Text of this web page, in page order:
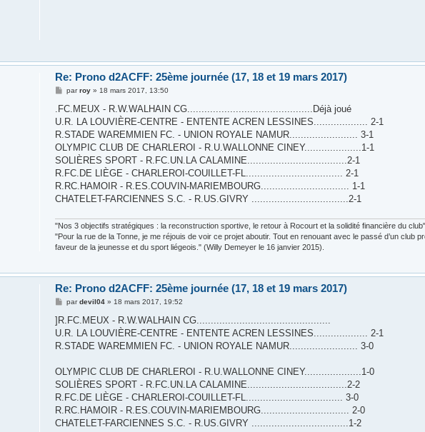
Re: Prono d2ACFF: 25ème journée (17, 18 et 19 mars 2017)
M
s
a
g
parroy »18 mars 2017, 13:50
.FC.MEUX - R.W.WALHAIN CG............................................Déjà joué
U.R. LA LOUVIÈRE-CENTRE - ENTENTE ACREN LESSINES................... 2-1
R.STADE WAREMMIEN FC. - UNION ROYALE NAMUR........................ 3-1
OLYMPIC CLUB DE CHARLEROI - R.U.WALLONNE CINEY....................1-1
SOLIÈRES SPORT - R.FC.UN.LA CALAMINE...................................2-1
R.FC.DE LIÈGE - CHARLEROI-COUILLET-FL.................................. 2-1
R.RC.HAMOIR - R.ES.COUVIN-MARIEMBOURG............................... 1-1
CHATELET-FARCIENNES S.C. - R.US.GIVRY ..................................2-1
"Nos 3 objectifs stratégiques : la reconstruction sportive, le retour à Rocourt et la solidité financière du
"Pour la rue de la Tonne, je me réjouis de voir ce projet aboutir. Tout en renouant avec le passé d’un club
faveur de la jeunesse et du sport liégeois." (Willy Demeyer le 16 janvier 2015).
Re: Prono d2ACFF: 25ème journée (17, 18 et 19 mars 2017)
M
s
a
g
pardevil04 »18 mars 2017, 19:52
]R.FC.MEUX - R.W.WALHAIN CG...............................................
U.R. LA LOUVIÈRE-CENTRE - ENTENTE ACREN LESSINES................... 2-1
R.STADE WAREMMIEN FC. - UNION ROYALE NAMUR........................ 3-0
OLYMPIC CLUB DE CHARLEROI - R.U.WALLONNE CINEY....................1-0
SOLIÈRES SPORT - R.FC.UN.LA CALAMINE...................................2-2
R.FC.DE LIÈGE - CHARLEROI-COUILLET-FL.................................. 3-0
R.RC.HAMOIR - R.ES.COUVIN-MARIEMBOURG............................... 2-0
CHATELET-FARCIENNES S.C. - R.US.GIVRY ..................................1-2